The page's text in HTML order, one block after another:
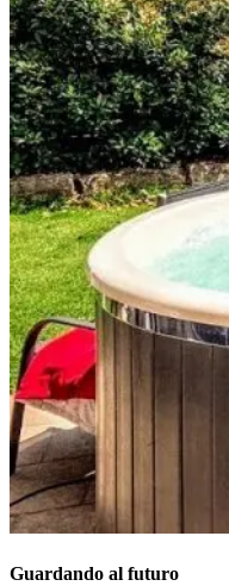
Guardando al futuro